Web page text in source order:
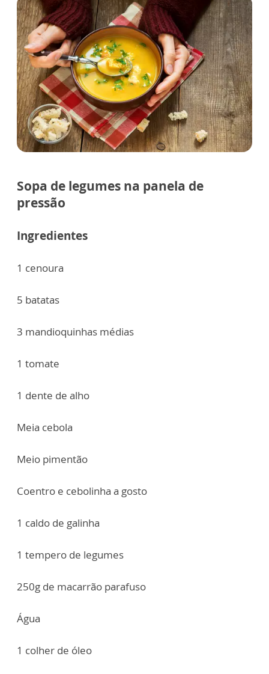
Sopa de legumes na panela de
pressão
Ingredientes
1 cenoura
5 batatas
3 mandioquinhas médias
1 tomate
1 dente de alho
Meia cebola
Meio pimentão
Coentro e cebolinha a gosto
1 caldo de galinha
1 tempero de legumes
250g de macarrão parafuso
Água
1 colher de óleo